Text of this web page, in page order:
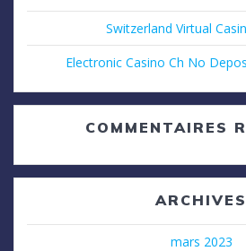
Switzerland Virtual
Electronic Casino Ch No
COMMENTAIRES
ARCHIVES
mars 2023